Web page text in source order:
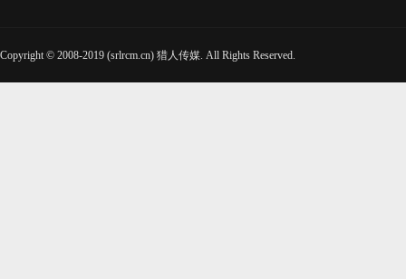
Copyright © 2008-2019 (srlrcm.cn) 猎人传媒. All Rights Reserved.